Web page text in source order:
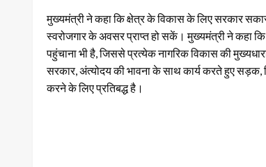
मुख्यमंत्री ने कहा कि क्षेत्र के विकास के लिए सरकार
स्वरोजगार के अवसर प्राप्त हो सकें। मुख्यमंत्री ने कहा
पहुंचाना भी है, जिससे प्रत्येक नागरिक विकास की
सरकार, अंत्योदय की भावना के साथ कार्य करते हुए
करने के लिए प्रतिबद्ध है।